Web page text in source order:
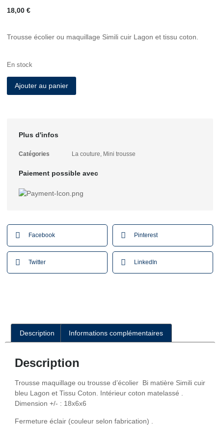
18,00 €
Trousse écolier ou maquillage Simili cuir Lagon et tissu coton.
En stock
Ajouter au panier
Plus d'infos
Catégories La couture, Mini trousse
Paiement possible avec
Facebook Pinterest
Twitter LinkedIn
Description Informations complémentaires
Description
Trousse maquillage ou trousse d’écolier Bi matière Simili cuir
bleu Lagon et Tissu Coton. Intérieur coton matelassé .
Dimension +/- : 18x6x6
Fermeture éclair (couleur selon fabrication) .